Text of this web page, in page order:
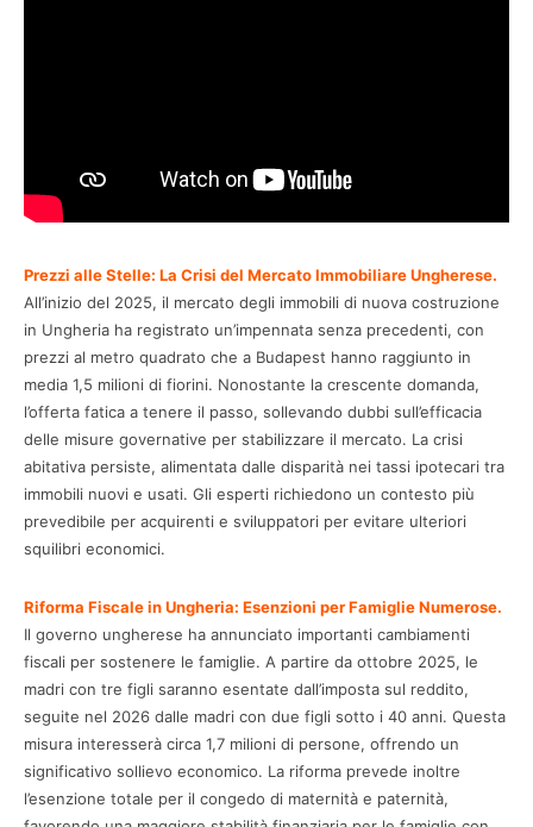
Prezzi alle Stelle: La Crisi del Mercato Immobiliare Ungherese.
All’inizio del 2025, il mercato degli immobili di nuova costruzione
in Ungheria ha registrato un’impennata senza precedenti, con
prezzi al metro quadrato che a Budapest hanno raggiunto in
media 1,5 milioni di fiorini. Nonostante la crescente domanda,
l’offerta fatica a tenere il passo, sollevando dubbi sull’efficacia
delle misure governative per stabilizzare il mercato. La crisi
abitativa persiste, alimentata dalle disparità nei tassi ipotecari tra
immobili nuovi e usati. Gli esperti richiedono un contesto più
prevedibile per acquirenti e sviluppatori per evitare ulteriori
squilibri economici.
Riforma Fiscale in Ungheria: Esenzioni per Famiglie Numerose.
Il governo ungherese ha annunciato importanti cambiamenti
fiscali per sostenere le famiglie. A partire da ottobre 2025, le
madri con tre figli saranno esentate dall’imposta sul reddito,
seguite nel 2026 dalle madri con due figli sotto i 40 anni. Questa
misura interesserà circa 1,7 milioni di persone, offrendo un
significativo sollievo economico. La riforma prevede inoltre
l’esenzione totale per il congedo di maternità e paternità,